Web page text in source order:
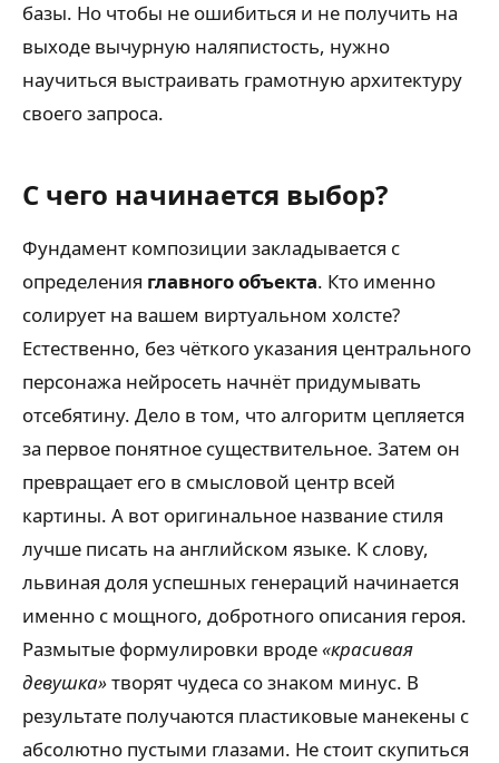
базы. Но чтобы не ошибиться и не получить на
выходе вычурную наляпистость, нужно
научиться выстраивать грамотную архитектуру
своего запроса.
С чего начинается выбор?
Фундамент композиции закладывается с
определения главного объекта. Кто именно
солирует на вашем виртуальном холсте?
Естественно, без чёткого указания центрального
персонажа нейросеть начнёт придумывать
отсебятину. Дело в том, что алгоритм цепляется
за первое понятное существительное. Затем он
превращает его в смысловой центр всей
картины. А вот оригинальное название стиля
лучше писать на английском языке. К слову,
львиная доля успешных генераций начинается
именно с мощного, добротного описания героя.
Размытые формулировки вроде«красивая
девушка»творят чудеса со знаком минус. В
результате получаются пластиковые манекены с
абсолютно пустыми глазами. Не стоит скупиться